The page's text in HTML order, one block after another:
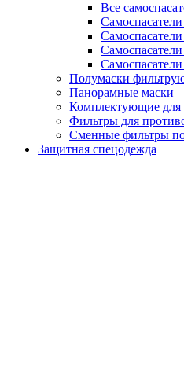
Все
Полумаски
Панорамные маски
Комплектующие для
Фильтры для
Сменные фильтры
Защитная спецодежда